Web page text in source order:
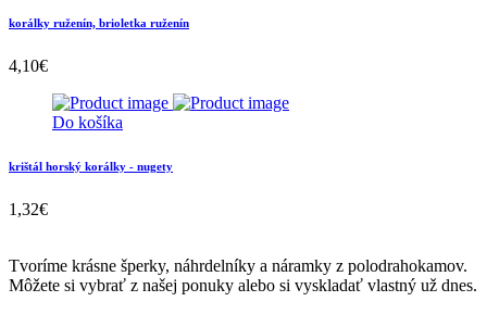
korálky ruženín, brioletka ruženín
4,10€
Do košíka
krištál horský korálky - nugety
1,32€
Tvoríme krásne šperky, náhrdelníky a náramky z polodrahokamov.
Môžete si vybrať z našej ponuky alebo si vyskladať vlastný už dnes.